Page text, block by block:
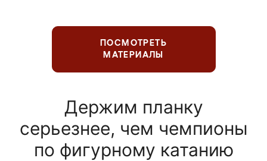
ПОСМОТРЕТЬ
МАТЕРИАЛЫ
Держим планку
серьезнее, чем чемпионы
по фигурному катанию